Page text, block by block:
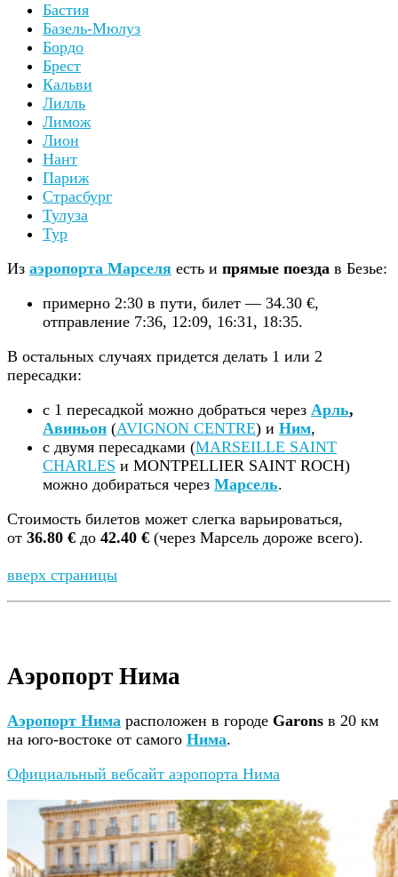
Бастия
Базель-Мюлуз
Бордо
Брест
Кальви
Лилль
Лимож
Лион
Нант
Париж
Страсбург
Тулуза
Тур
Из аэропорта Марселя есть и прямые поезда в Безье:
примерно 2:30 в пути, билет — 34.30 €,
отправление 7:36, 12:09, 16:31, 18:35.
В остальных случаях придется делать 1 или 2
пересадки:
с 1 пересадкой можно добраться через Арль,
Авиньон (AVIGNON CENTRE) и Ним,
с двумя пересадками (MARSEILLE SAINT
CHARLES и MONTPELLIER SAINT ROCH)
можно добираться через Марсель.
Стоимость билетов может слегка варьироваться,
от 36.80 € до 42.40 € (через Марсель дороже всего).
вверх страницы
Аэропорт Нима
Аэропорт Нима расположен в городе Garons в 20 км
на юго-востоке от самого Нима.
Официальный вебсайт аэропорта Нима